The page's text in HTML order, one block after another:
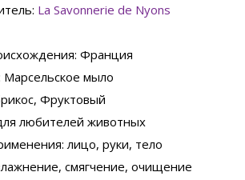
La Savonnerie de Nyons
: Франция
Марсельское мыло
Фруктовый
любителей животных
: лицо, руки, тело
смягчение, очищение